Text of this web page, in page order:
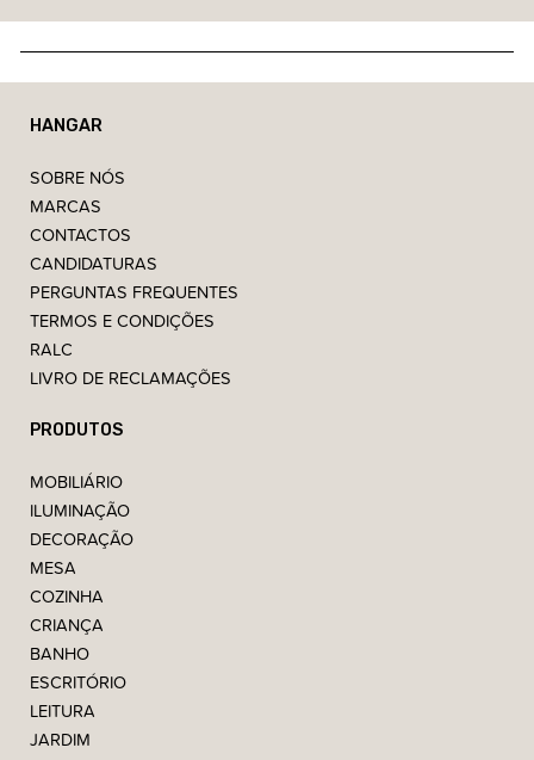
HANGAR
SOBRE NÓS
MARCAS
CONTACTOS
CANDIDATURAS
PERGUNTAS FREQUENTES
TERMOS E CONDIÇÕES
RALC
LIVRO DE RECLAMAÇÕES
PRODUTOS
MOBILIÁRIO
ILUMINAÇÃO
DECORAÇÃO
MESA
COZINHA
CRIANÇA
BANHO
ESCRITÓRIO
LEITURA
JARDIM